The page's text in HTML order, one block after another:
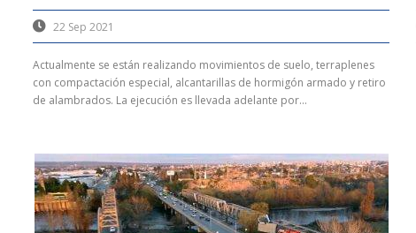
22 Sep 2021
Actualmente se están realizando movimientos de suelo, terraplenes
con compactación especial, alcantarillas de hormigón armado y retiro
de alambrados. La ejecución es llevada adelante por...